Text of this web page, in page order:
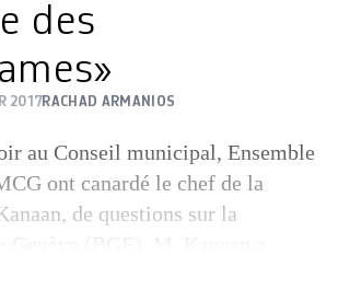
des
2017RACHAD ARMANIOS
au Conseil municipal, Ensemble
ont canardé le chef de la
de questions sur la